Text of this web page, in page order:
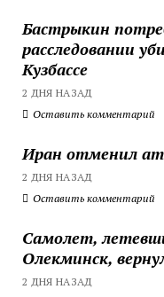
Бастрыкин
расследовании
Кузбассе
2 ДНЯ НАЗАД
Оставить комментарий
Иран отменил
2 ДНЯ НАЗАД
Оставить комментарий
Самолет,
Олекминск,
2 ДНЯ НАЗАД